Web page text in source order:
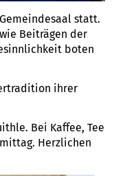
statt.
Beiträgen der
boten
ihrer
Bei Kaffee, Tee
Herzlichen